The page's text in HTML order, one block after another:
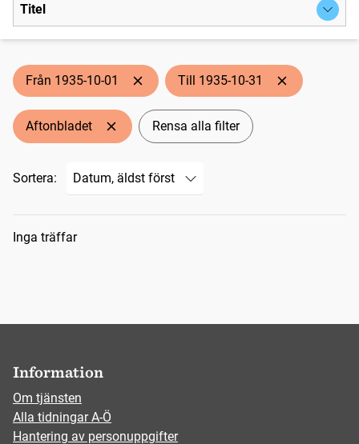
Titel
Från 1935-10-01 Till 1935-10-31
Aftonbladet Rensa alla filter
Sortera:
Sökresultat
Inga träffar
Information
Om tjänsten
Alla tidningar A-Ö
Hantering av personuppgifter